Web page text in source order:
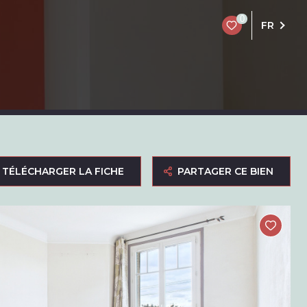
0
FR
TÉLÉCHARGER LA FICHE PARTAGER CE BIEN